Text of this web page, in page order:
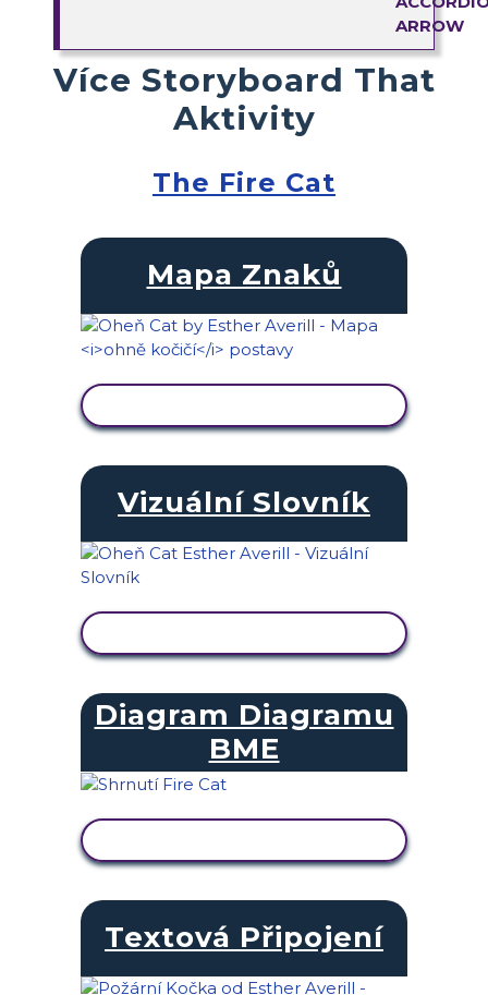
Více Storyboard That
Aktivity
The Fire Cat
Mapa Znaků
Vizuální Slovník
Diagram Diagramu
BME
Textová Připojení